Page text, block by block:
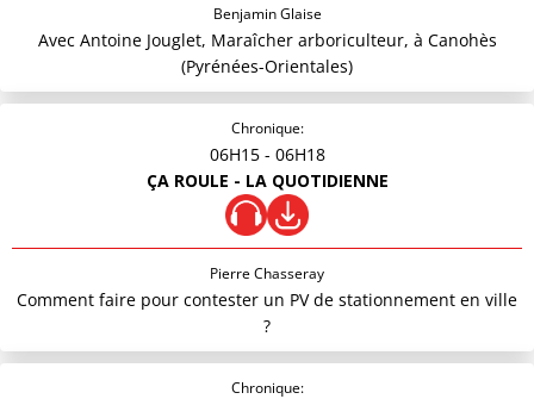
Benjamin Glaise
Avec Antoine Jouglet, Maraîcher arboriculteur, à Canohès
(Pyrénées-Orientales)
Chronique:
06H15 - 06H18
ÇA ROULE - LA QUOTIDIENNE
Pierre Chasseray
Comment faire pour contester un PV de stationnement en ville
?
Chronique: